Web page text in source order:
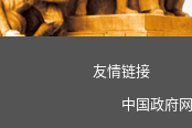
友情链接
中国政府网